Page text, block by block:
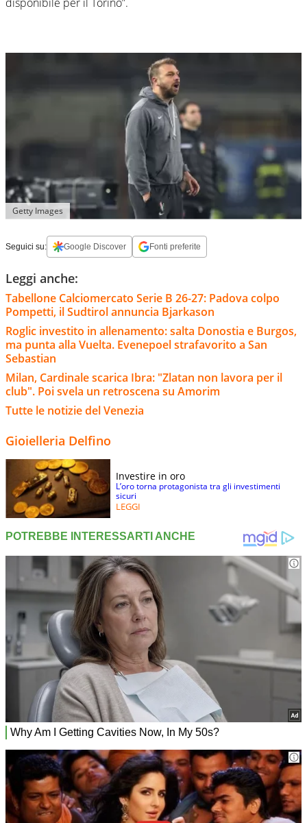
Getty Images
Seguici su: Google Discover Fonti preferite
Leggi anche:
Tabellone Calciomercato Serie B 26-27: Padova colpo
Pompetti, il Sudtirol annuncia Bjarkason
Roglic investito in allenamento: salta Donostia e Burgos,
ma punta alla Vuelta. Evenepoel strafavorito a San
Sebastian
Milan, Cardinale scarica Ibra: "Zlatan non lavora per il
club". Poi svela un retroscena su Amorim
Tutte le notizie del Venezia
Gioielleria Delfino
Investire in oro
L’oro torna protagonista tra gli investimenti
sicuri
LEGGI